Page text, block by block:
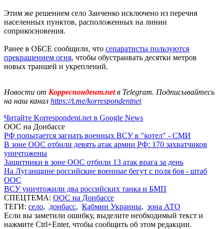
Этим же решением село Заиченко исключено из перечня
населенных пунктов, расположенных на линии
соприкосновения.
Ранее в ОБСЕ сообщили, что сепаратисты пользуются
прекращением огня, чтобы обустраивать десятки метров
новых траншей и укреплений.
Новости от Корреспондент.netв Telegram. Подписывайтесь
на наш канал https://t.me/korrespondentnet
Читайте Korrespondent.net в Google News
ООС на Донбассе
РФ попытается загнать военных ВСУ в "котел" - СМИ
В зоне ООС отбили девять атак армии РФ: 170 захватчиков
уничтожены
Защитники в зоне ООС отбили 13 атак врага за день
На Луганщине российские военные бегут с поля боя - штаб
ООС
ВСУ уничтожили два российских танка и БМП
СПЕЦТЕМА: ООС на Донбассе
ТЕГИ: село, донбасс, Кабмин Украины, зона АТО
Если вы заметили ошибку, выделите необходимый текст и
нажмите Ctrl+Enter, чтобы сообщить об этом редакции.